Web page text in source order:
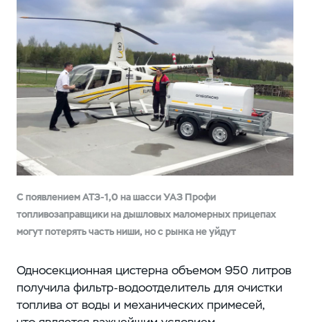
С появлением АТЗ-1,0 на шасси УАЗ Профи
топливозаправщики на дышловых маломерных прицепах
могут потерять часть ниши, но с рынка не уйдут
Односекционная цистерна объемом 950 литров
получила фильтр-водоотделитель для очистки
топлива от воды и механических примесей,